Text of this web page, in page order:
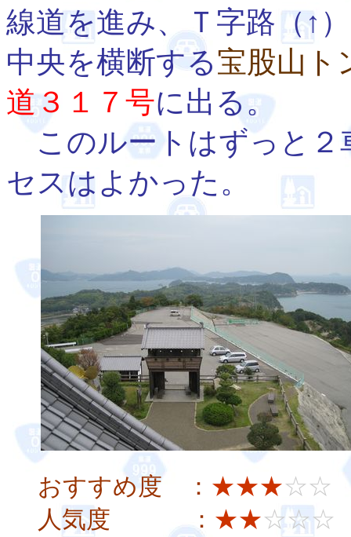
線道を進み、Ｔ字路（↑
中央を横断する宝股山ト
道３１７号に出る。
このルートはずっと２
セスはよかった。
おすすめ度 ： ★★★☆☆
人気度 ： ★★☆☆☆